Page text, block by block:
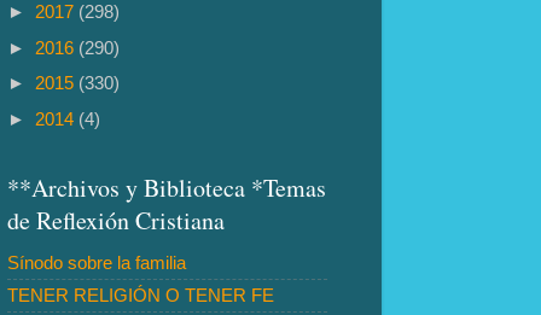
► 2017 (298)
► 2016 (290)
► 2015 (330)
► 2014 (4)
**Archivos y Biblioteca *Temas
de Reflexión Cristiana
Sínodo sobre la familia
TENER RELIGIÓN O TENER FE